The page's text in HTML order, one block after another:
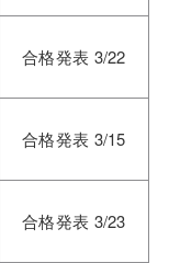
合格発表 3/22
合格発表 3/15
合格発表 3/23